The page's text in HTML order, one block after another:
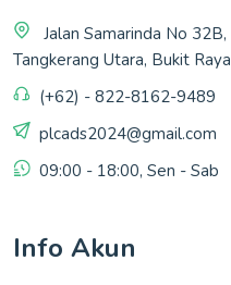
Jalan Samarinda No 32B,
Tangkerang Utara, Bukit Raya
(+62) - 822-8162-9489
plcads2024@gmail.com
09:00 - 18:00, Sen - Sab
Info Akun